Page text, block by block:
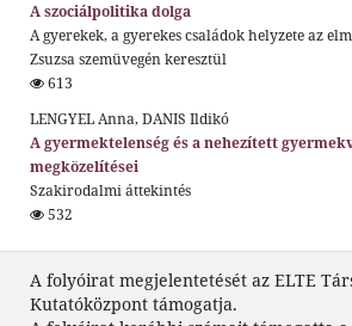
A szociálpolitika dolga
A gyerekek, a gyerekes családok helyzete az
Zsuzsa szemüvegén keresztül
613
LENGYEL Anna, DANIS Ildikó
A gyermektelenség és a nehezített
megközelítései
Szakirodalmi áttekintés
532
A folyóirat megjelentetését az ELTE
Kutatóközpont támogatja.